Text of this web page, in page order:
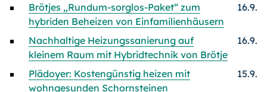
Brötjes „Rundum-sorglos-Paket“ zum
hybriden Beheizen von Einfamilienhäusern
16.9.
Nachhaltige Heizungssanierung auf
kleinem Raum mit Hybridtechnik von Brötje
16.9.
Plädoyer: Kostengünstig heizen mit
wohngesunden Schornsteinen
15.9.